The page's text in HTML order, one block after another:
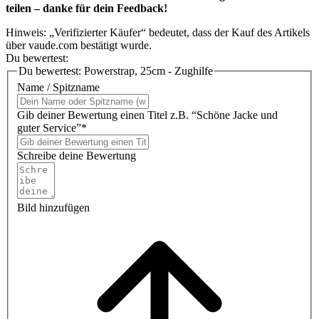
teilen – danke für dein Feedback!
Hinweis: „Verifizierter Käufer“ bedeutet, dass der Kauf des Artikels
über vaude.com bestätigt wurde.
Du bewertest:
Du bewertest: Powerstrap, 25cm - Zughilfe
Name / Spitzname
Gib deiner Bewertung einen Titel z.B. “Schöne Jacke und
guter Service”*
Schreibe deine Bewertung
Bild hinzufügen